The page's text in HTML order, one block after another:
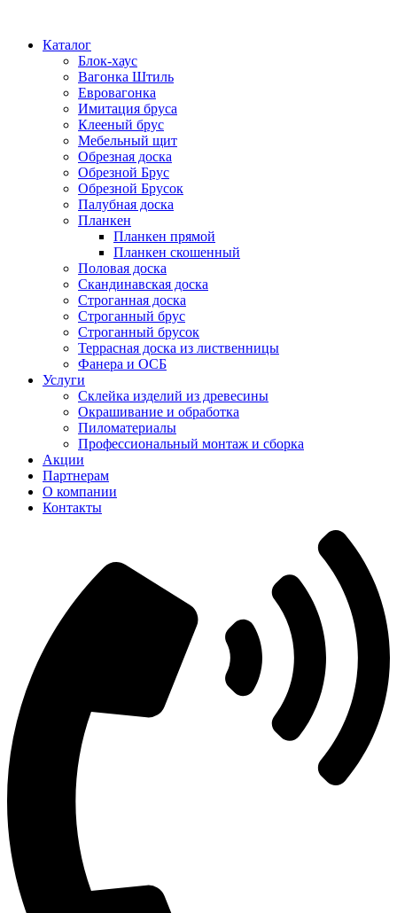
Каталог
Блок-хаус
Вагонка Штиль
Евровагонка
Имитация бруса
Клееный брус
Мебельный щит
Обрезная доска
Обрезной Брус
Обрезной Брусок
Палубная доска
Планкен
Планкен прямой
Планкен скошенный
Половая доска
Скандинавская доска
Строганная доска
Строганный брус
Строганный брусок
Террасная доска из лиственницы
Фанера и ОСБ
Услуги
Склейка изделий из древесины
Окрашивание и обработка
Пиломатериалы
Профессиональный монтаж и сборка
Акции
Партнерам
О компании
Контакты